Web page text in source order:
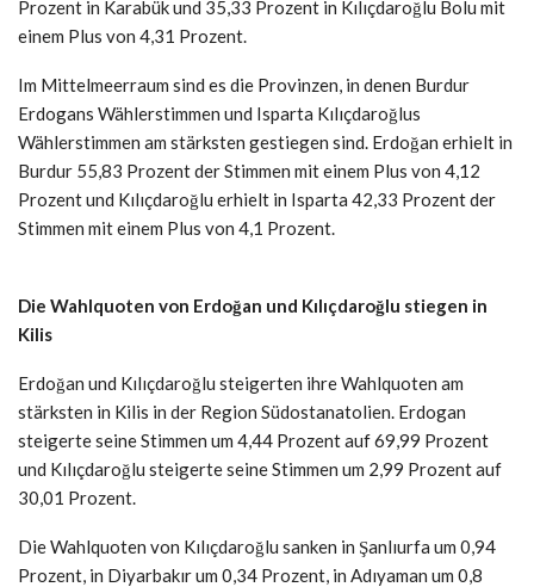
Prozent in Karabük und 35,33 Prozent in Kılıçdaroğlu Bolu mit
einem Plus von 4,31 Prozent.
Im Mittelmeerraum sind es die Provinzen, in denen Burdur
Erdogans Wählerstimmen und Isparta Kılıçdaroğlus
Wählerstimmen am stärksten gestiegen sind. Erdoğan erhielt in
Burdur 55,83 Prozent der Stimmen mit einem Plus von 4,12
Prozent und Kılıçdaroğlu erhielt in Isparta 42,33 Prozent der
Stimmen mit einem Plus von 4,1 Prozent.
Die Wahlquoten von Erdoğan und Kılıçdaroğlu stiegen in
Kilis
Erdoğan und Kılıçdaroğlu steigerten ihre Wahlquoten am
stärksten in Kilis in der Region Südostanatolien. Erdogan
steigerte seine Stimmen um 4,44 Prozent auf 69,99 Prozent
und Kılıçdaroğlu steigerte seine Stimmen um 2,99 Prozent auf
30,01 Prozent.
Die Wahlquoten von Kılıçdaroğlu sanken in Şanlıurfa um 0,94
Prozent, in Diyarbakır um 0,34 Prozent, in Adıyaman um 0,8